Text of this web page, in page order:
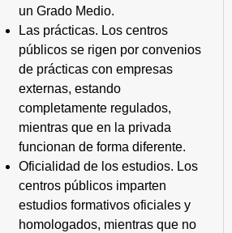
un Grado Medio.
Las prácticas. Los centros
públicos se rigen por convenios
de prácticas con empresas
externas, estando
completamente regulados,
mientras que en la privada
funcionan de forma diferente.
Oficialidad de los estudios. Los
centros públicos imparten
estudios formativos oficiales y
homologados, mientras que no